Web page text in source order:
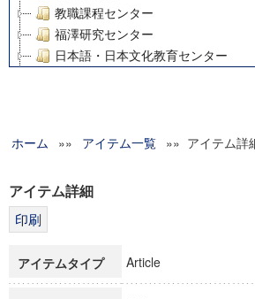
教職課程センター
福澤研究センター
日本語・日本文化教育センター
グローバルリサーチインスティテュ
科学研究費補助金研究成果報告書
博士課程教育リーディングプログ
ホーム »» アイテム一覧 »» アイテム詳
アイテム詳細
アイテムタイプ Article